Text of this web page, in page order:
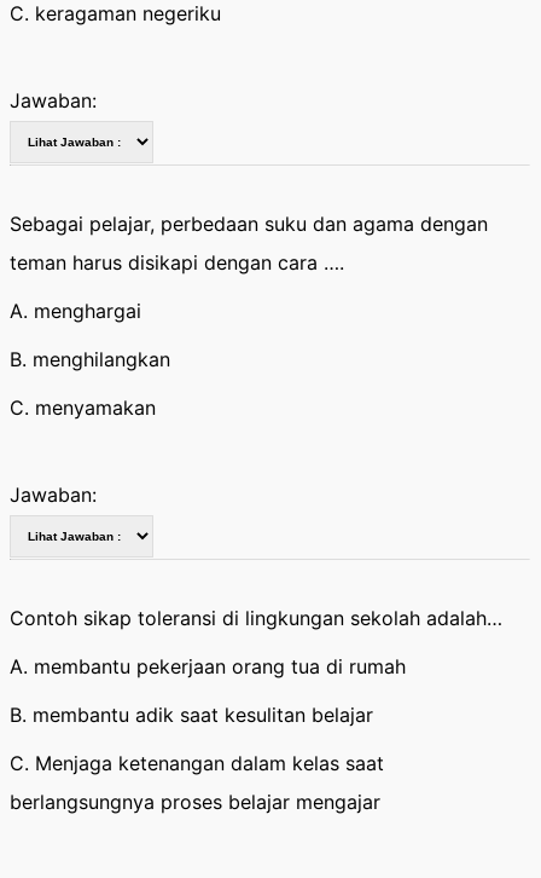
C. keragaman negeriku
Jawaban:
Sebagai pelajar, perbedaan suku dan agama dengan
teman harus disikapi dengan cara ….
A. menghargai
B. menghilangkan
C. menyamakan
Jawaban:
Contoh sikap toleransi di lingkungan sekolah adalah…
A. membantu pekerjaan orang tua di rumah
B. membantu adik saat kesulitan belajar
C. Menjaga ketenangan dalam kelas saat
berlangsungnya proses belajar mengajar